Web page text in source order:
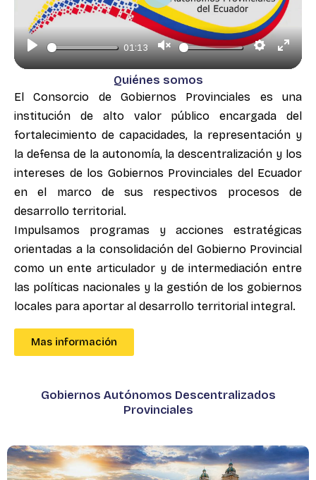
Play 01:13 Unmute Settings
Quiénes somos
El Consorcio de Gobiernos Provinciales es una
institución de alto valor público encargada del
fortalecimiento de capacidades, la representación y
la defensa de la autonomía, la descentralización y los
intereses de los Gobiernos Provinciales del Ecuador
en el marco de sus respectivos procesos de
desarrollo territorial.
Impulsamos programas y acciones estratégicas
orientadas a la consolidación del Gobierno Provincial
como un ente articulador y de intermediación entre
las políticas nacionales y la gestión de los gobiernos
locales para aportar al desarrollo territorial integral.
Mas información
Gobiernos Autónomos Descentralizados
Provinciales